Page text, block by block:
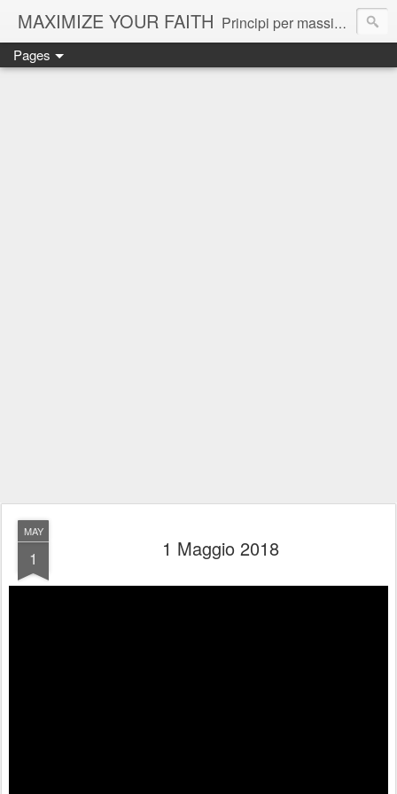
MAXIMIZE YOUR FAITH Principi per massimizzare la propria fede e ottenere il massimo da Dio.
Pages
MAY
1 1 Maggio 2018